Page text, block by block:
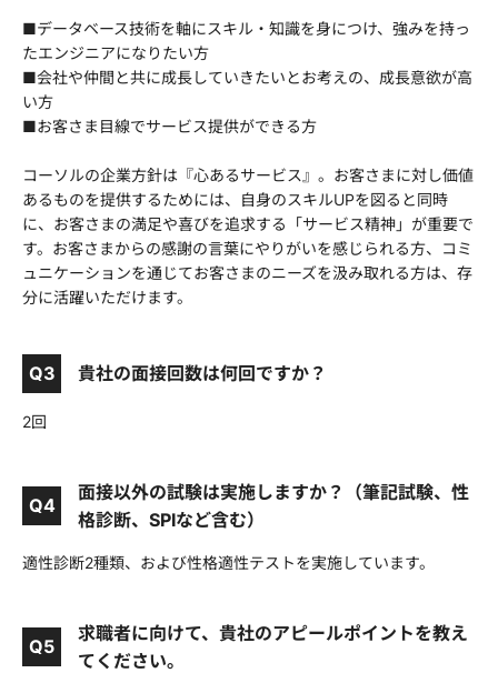
■データベース技術を軸にスキル・知識を身につけ、強みを持っ
たエンジニアになりたい方
■会社や仲間と共に成長していきたいとお考えの、成長意欲が高
い方
■お客さま目線でサービス提供ができる方
コーソルの企業方針は『心あるサービス』。お客さまに対し価値
あるものを提供するためには、自身のスキルUPを図ると同時
に、お客さまの満足や喜びを追求する「サービス精神」が重要で
す。お客さまからの感謝の言葉にやりがいを感じられる方、コミ
ュニケーションを通じてお客さまのニーズを汲み取れる方は、存
分に活躍いただけます。
Q3 貴社の面接回数は何回ですか？
2回
Q4
面接以外の試験は実施しますか？（筆記試験、性
格診断、SPIなど含む）
適性診断2種類、および性格適性テストを実施しています。
Q5
求職者に向けて、貴社のアピールポイントを教え
てください。